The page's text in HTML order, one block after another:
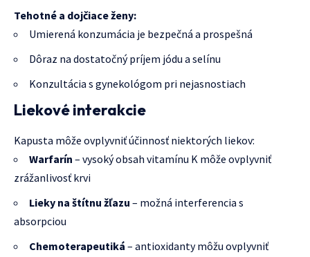
Tehotné a dojčiace ženy:
Umierená konzumácia je bezpečná a prospešná
Dôraz na dostatočný príjem jódu a selínu
Konzultácia s gynekológom pri nejasnostiach
Liekové interakcie
Kapusta môže ovplyvniť účinnosť niektorých liekov:
Warfarín – vysoký obsah vitamínu K môže ovplyvniť
zrážanlivosť krvi
Lieky na štítnu žľazu – možná interferencia s
absorpciou
Chemoterapeutiká – antioxidanty môžu ovplyvniť